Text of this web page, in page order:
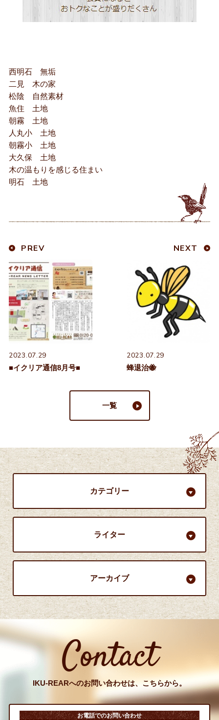
西明石 無垢
二見 木の家
松陰 自然素材
魚住 土地
朝霧 土地
人丸小 土地
朝霧小 土地
大久保 土地
木の温もりを感じる住まい
明石 土地
PREV
2023.07.29
■イクリア通信8月号■
NEXT
2023.07.29
蜂退治🐝
一覧
カテゴリー
ライター
アーカイブ
Contact
IKU-REARへのお問い合わせは、こちらから。
お電話でのお問い合わせ